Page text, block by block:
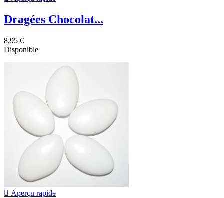
Dragées Chocolat...
8,95 €
Disponible
 Aperçu rapide